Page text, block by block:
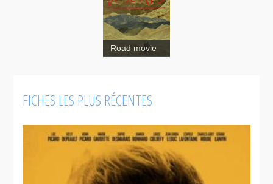
Déserts
Road movie
FICHES LES PLUS RÉCENTES